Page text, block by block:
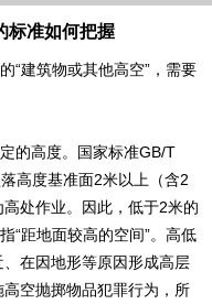
标准如何把握
“建筑物或其他高空”，需要
的高度。国家标准GB/T
高度基准面2米以上（含2
处作业。因此，低于2米的
“距地面较高的空间”。高低
在因地形等原因形成高层
空抛掷物品犯罪行为，所